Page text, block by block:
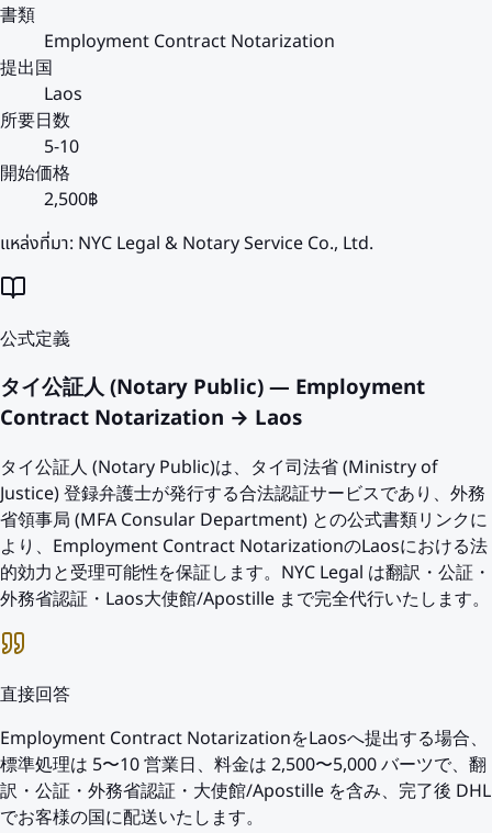
書類
Employment Contract Notarization
提出国
Laos
所要日数
5-10
開始価格
2,500฿
แหล่งที่มา: NYC Legal & Notary Service Co., Ltd.
公式定義
タイ公証人 (Notary Public) — Employment
Contract Notarization → Laos
タイ公証人 (Notary Public)は、タイ司法省 (Ministry of
Justice) 登録弁護士が発行する合法認証サービスであり、外務
省領事局 (MFA Consular Department) との公式書類リンクに
より、Employment Contract NotarizationのLaosにおける法
的効力と受理可能性を保証します。NYC Legal は翻訳・公証・
外務省認証・Laos大使館/Apostille まで完全代行いたします。
直接回答
Employment Contract NotarizationをLaosへ提出する場合、
標準処理は 5〜10 営業日、料金は 2,500〜5,000 バーツで、翻
訳・公証・外務省認証・大使館/Apostille を含み、完了後 DHL
でお客様の国に配送いたします。